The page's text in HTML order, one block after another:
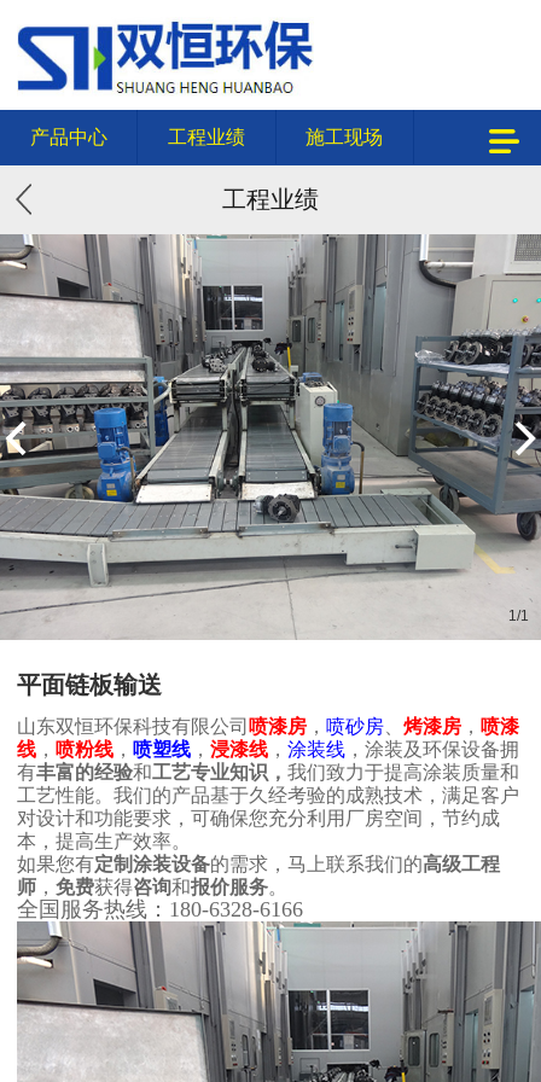
产品中心 工程业绩 施工现场
工程业绩
1 /1
平面链板输送
山东双恒环保科技有限公司 喷漆房 ， 喷砂房 烤漆房 ， 喷漆
线 ， 喷粉线 ， 喷塑线 ， 浸漆线 ， 涂装线 ，涂装及环保设备拥
有丰富的经验和工艺专业知识， 我们致力于提高涂装质量和
工艺性能。我们的产品基于久经考验的成熟技术，满足客户
对设计和功能要求，可确保您充分利用厂房空间，节约成
本，提高生产效率。
如果您有定制涂装设备的需求，马上联系我们的高级工程
师 ， 免费获得咨询和报价服务。
全国服务热线：180-6328-6166